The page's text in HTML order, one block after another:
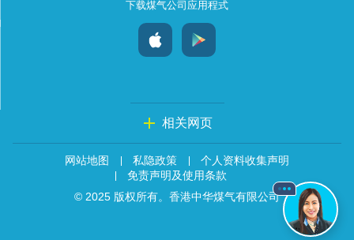
下载煤气公司应用程式
相关网页
网站地图 私隐政策
个人资料收集声明
免责声明及使用条款
© 2025 版权所有。香港中华煤气有限公司